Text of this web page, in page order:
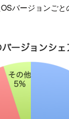
バージョンごと